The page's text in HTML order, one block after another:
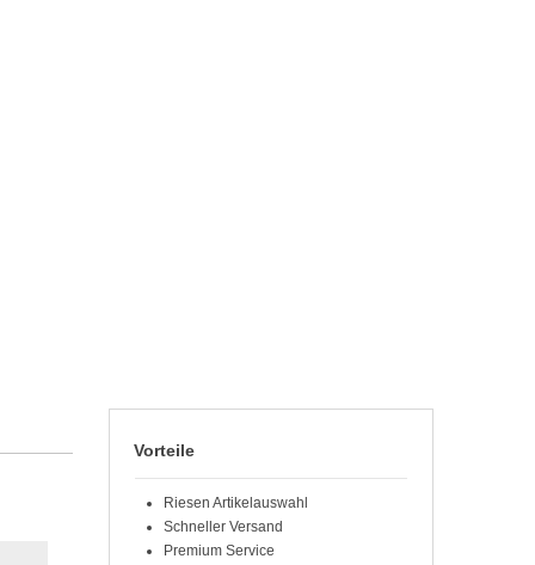
Vorteile
Riesen Artikelauswahl
Schneller Versand
Premium Service